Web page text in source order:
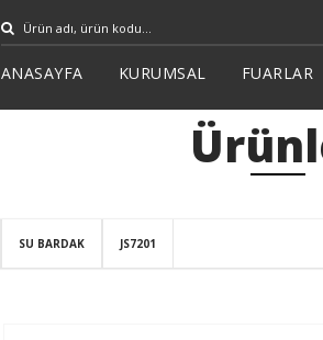
ANASAYFA KURUMSAL FUARLAR
SU BARDAK JS7201